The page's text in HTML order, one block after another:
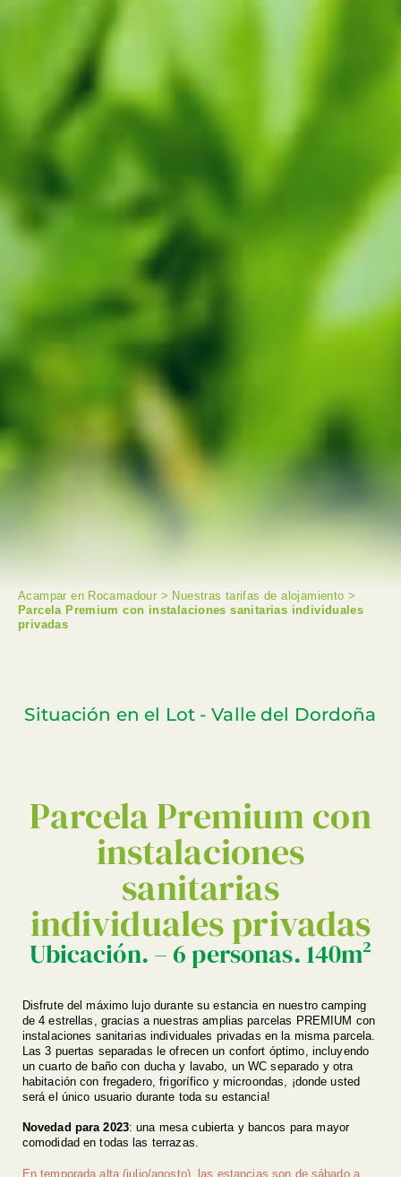
Acampar en Rocamadour > Nuestras tarifas de alojamiento >
Parcela Premium con instalaciones sanitarias individuales
privadas
Situación en el Lot - Valle del Dordoña
Parcela Premium con
instalaciones
sanitarias
individuales privadas
Ubicación. – 6 personas. 140m²
Disfrute del máximo lujo durante su estancia en nuestro camping
de 4 estrellas, gracias a nuestras amplias parcelas PREMIUM con
instalaciones sanitarias individuales privadas en la misma parcela.
Las 3 puertas separadas le ofrecen un confort óptimo, incluyendo
un cuarto de baño con ducha y lavabo, un WC separado y otra
habitación con fregadero, frigorífico y microondas, ¡donde usted
será el único usuario durante toda su estancia!
Novedad para 2023: una mesa cubierta y bancos para mayor
comodidad en todas las terrazas.
En temporada alta (julio/agosto), las estancias son de sábado a